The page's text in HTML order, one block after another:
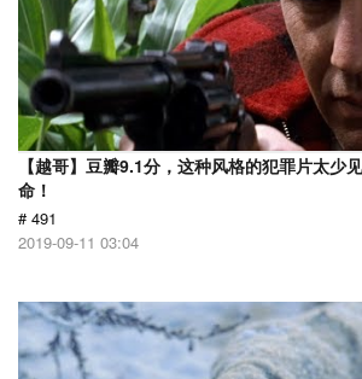
【越哥】豆瓣9.1分，这种风格的犯罪片太少
命！
# 491
2019-09-11 03:04